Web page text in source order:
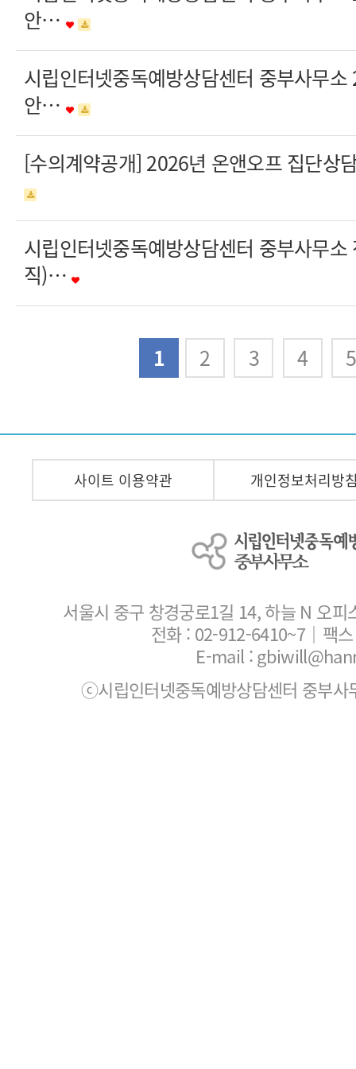
안…
시립인터넷중독예방상담센터 중부사무
안…
[수의계약공개] 2026년 온앤오프 집단
시립인터넷중독예방상담센터 중부사무소
직)…
1 2 3 4 5
사이트 이용약관 개인정보처리방
서울시 중구 창경궁로1길 14, 하늘 N 오
전화 : 02-912-6410~7 ｜팩
E-mail :
ⓒ시립인터넷중독예방상담센터 중부